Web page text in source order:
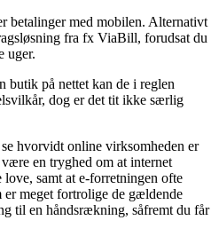
betalinger med mobilen. Alternativt
fra fx ViaBill, forudsat du
uger.
butik på nettet kan de i reglen
dog er det tit ikke særlig
hvorvidt online virksomheden er
en tryghed om at internet
samt at e-forretningen ofte
meget fortrolige de gældende
til en håndsrækning, såfremt du får